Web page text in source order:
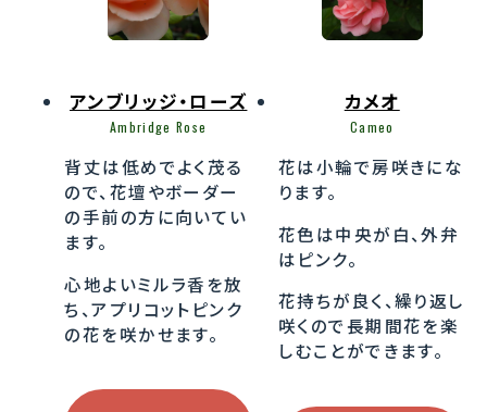
アンブリッジ・ローズ
Ambridge Rose
背丈は低めでよく茂る
ので、花壇やボーダー
の手前の方に向いてい
ます。
心地よいミルラ香を放
ち、アプリコットピンク
の花を咲かせます。
カメオ
Cameo
花は小輪で房咲きにな
ります。
花色は中央が白、外弁
はピンク。
花持ちが良く、繰り返し
咲くので長期間花を楽
しむことができます。